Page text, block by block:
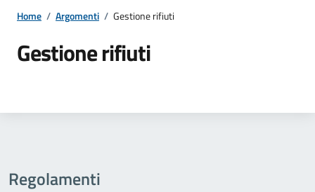
Home / Argomenti / Gestione rifiuti
Gestione rifiuti
Regolamenti